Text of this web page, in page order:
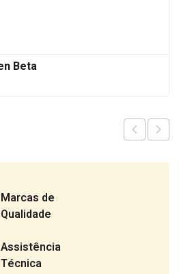
Beta
Marcas de
Qualidade
Assistência
Técnica